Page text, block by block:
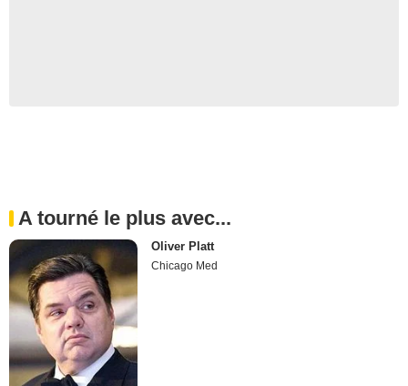
A tourné le plus avec...
Oliver Platt
Chicago Med